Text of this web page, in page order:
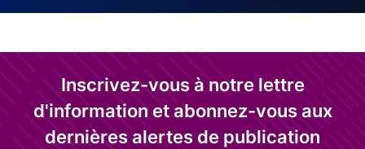
Inscrivez-vous à notre lettre
d'information et abonnez-vous aux
dernières alertes de publication